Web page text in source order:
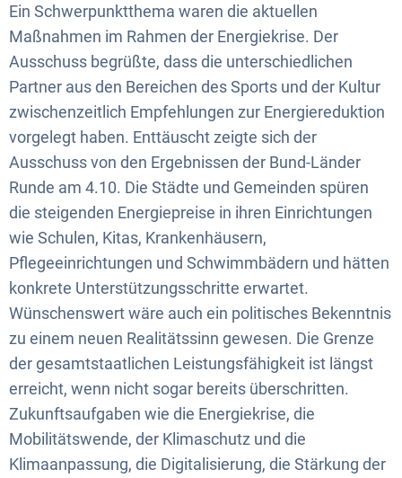
Ein Schwerpunktthema waren die aktuellen
Maßnahmen im Rahmen der Energiekrise. Der
Ausschuss begrüßte, dass die unterschiedlichen
Partner aus den Bereichen des Sports und der Kultur
zwischenzeitlich Empfehlungen zur Energiereduktion
vorgelegt haben. Enttäuscht zeigte sich der
Ausschuss von den Ergebnissen der Bund-Länder
Runde am 4.10. Die Städte und Gemeinden spüren
die steigenden Energiepreise in ihren Einrichtungen
wie Schulen, Kitas, Krankenhäusern,
Pflegeeinrichtungen und Schwimmbädern und hätten
konkrete Unterstützungsschritte erwartet.
Wünschenswert wäre auch ein politisches Bekenntnis
zu einem neuen Realitätssinn gewesen. Die Grenze
der gesamtstaatlichen Leistungsfähigkeit ist längst
erreicht, wenn nicht sogar bereits überschritten.
Zukunftsaufgaben wie die Energiekrise, die
Mobilitätswende, der Klimaschutz und die
Klimaanpassung, die Digitalisierung, die Stärkung der